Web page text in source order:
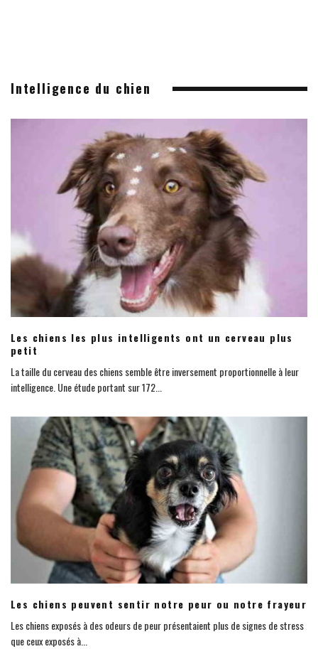
Intelligence du chien
Les chiens les plus intelligents ont un cerveau plus
petit
La taille du cerveau des chiens semble être inversement proportionnelle à leur
intelligence. Une étude portant sur 172
Les chiens peuvent sentir notre peur ou notre frayeur
Les chiens exposés à des odeurs de peur présentaient plus de signes de stress
que ceux exposés à